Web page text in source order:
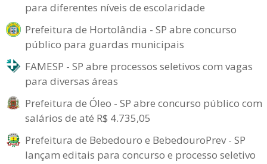
para diferentes níveis de escolaridade
Prefeitura de Hortolândia - SP abre concurso
público para guardas municipais
FAMESP - SP abre processos seletivos com vagas
para diversas áreas
Prefeitura de Óleo - SP abre concurso público com
salários de até R$ 4.735,05
Prefeitura de Bebedouro e BebedouroPrev - SP
lançam editais para concurso e processo seletivo